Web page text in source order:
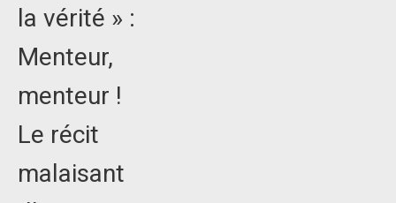
la vérité » :
Menteur,
menteur !
Le récit
malaisant